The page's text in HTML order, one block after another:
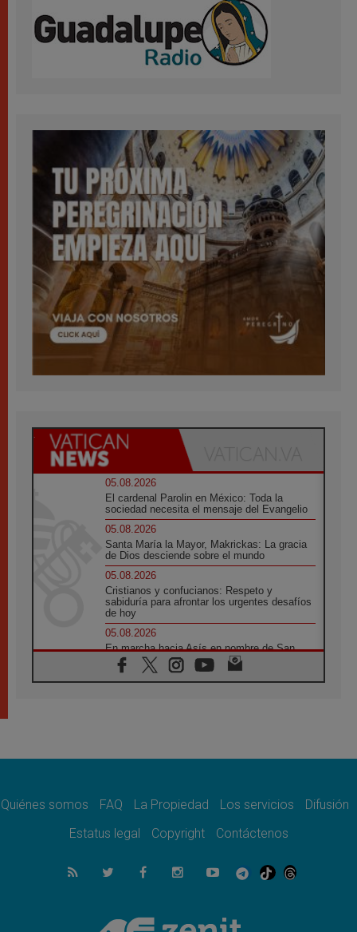
05.08.2026
El cardenal Parolin en México: Toda la
sociedad necesita el mensaje del Evangelio
05.08.2026
Santa María la Mayor, Makrickas: La gracia
de Dios desciende sobre el mundo
05.08.2026
Cristianos y confucianos: Respeto y
sabiduría para afrontar los urgentes desafíos
de hoy
05.08.2026
En marcha hacia Asís en nombre de San
Francisco, a la espera de León
05.08.2026
quienes bendicen la guerra
Ucrania: Ataque masivo en Kyiv durante la
05.08.2026
Colombo: "La visita del Papa a Argentina
05.08.2026
Quiénes somos FAQ La Propiedad Los servicios
Difusión
Estatus legal
Copyright Contáctenos